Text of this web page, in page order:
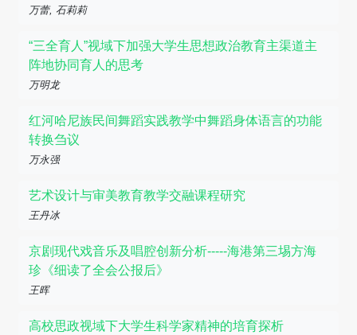
万蕾, 石莉莉
“三全育人”视域下加强大学生思想政治教育主渠道主
阵地协同育人的思考
万明龙
红河哈尼族民间舞蹈实践教学中舞蹈身体语言的功能
转换刍议
万永强
艺术设计与审美教育教学交融课程研究
王丹冰
京剧现代戏音乐及唱腔创新分析-----海港第三埸方海
珍《细读了全会公报后》
王晖
高校思政视域下大学生科学家精神的培育探析